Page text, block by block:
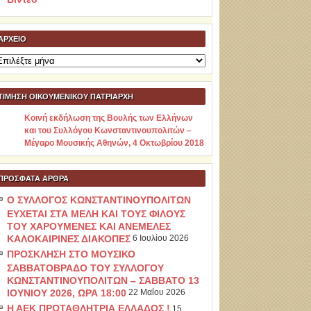
ΟΙΚΟΥΜΕΝΙΚΟΥ ΠΑΤΡΙΑΡΧΗ
Κοινή εκδήλωση της Βουλής των Ελλήνων
και του Συλλόγου Κωνσταντινουπολιτών –
Μέγαρο Μουσικής Αθηνών, 4 Οκτωβρίου 2018
ΆΡΘΡΑ
Ο ΣΥΛΛΟΓΟΣ ΚΩΝΣΤΑΝΤΙΝΟΥΠΟΛΙΤΩΝ
ΕΥΧΕΤΑΙ ΣΤΑ ΜΕΛΗ ΚΑΙ ΤΟΥΣ ΦΙΛΟΥΣ
ΤΟΥ ΧΑΡΟΥΜΕΝΕΣ ΚΑΙ ΑΝΕΜΕΛΕΣ
ΚΑΛΟΚΑΙΡΙΝΕΣ ΔΙΑΚΟΠΕΣ 6 Ιουλίου 2026
ΠΡΟΣΚΛΗΣΗ ΣΤΟ ΜΟΥΣΙΚΟ
ΣΑΒΒΑΤΟΒΡΑΔΟ ΤΟΥ ΣΥΛΛΟΓΟΥ
ΚΩΝΣΤΑΝΤΙΝΟΥΠΟΛΙΤΩΝ – ΣΑΒΒΑΤΟ 13
ΙΟΥΝΙΟΥ 2026, ΩΡΑ 18:00 22 Μαΐου 2026
Η ΑΕΚ ΠΡΩΤΑΘΛΗΤΡΙΑ ΕΛΛΑΔΟΣ !